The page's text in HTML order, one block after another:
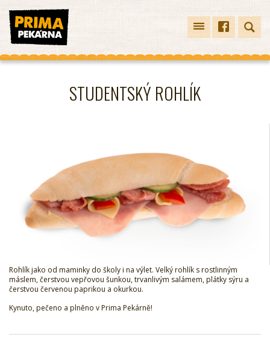
STUDENTSKÝ ROHLÍK
Rohlík jako od maminky do školy i na výlet. Velký rohlík s rostlinným
máslem, čerstvou vepřovou šunkou, trvanlivým salámem, plátky sýru a
čerstvou červenou paprikou a okurkou.
Kynuto, pečeno a plněno v Prima Pekárně!